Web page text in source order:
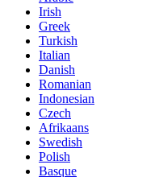
Irish
Greek
Turkish
Italian
Danish
Romanian
Indonesian
Czech
Afrikaans
Swedish
Polish
Basque